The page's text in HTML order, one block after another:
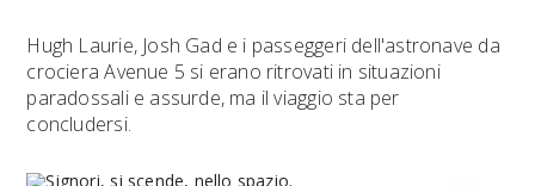
Hugh Laurie, Josh Gad e i passeggeri dell'astronave da
crociera Avenue 5 si erano ritrovati in situazioni
paradossali e assurde, ma il viaggio sta per
concludersi.